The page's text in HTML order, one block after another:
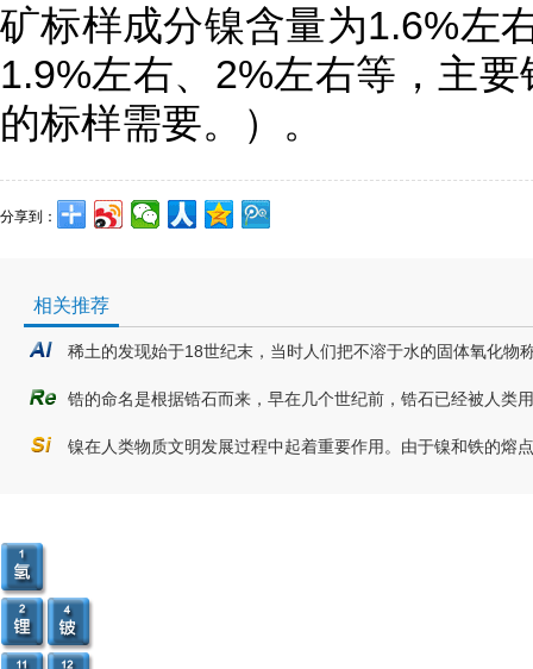
矿标样成分镍含量为1.6%左
1.9%左右、2%左右等，主
的标样需要。）。
分享到：
相关推荐
稀土的发现始于18世纪末，当时人们把不溶于水的固体氧化物
锆的命名是根据锆石而来，早在几个世纪前，锆石已经被人类
镍在人类物质文明发展过程中起着重要作用。由于镍和铁的熔